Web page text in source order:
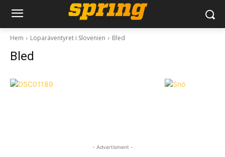
Hem Löparäventyret i Slovenien Bled
Bled
- Advertisment -